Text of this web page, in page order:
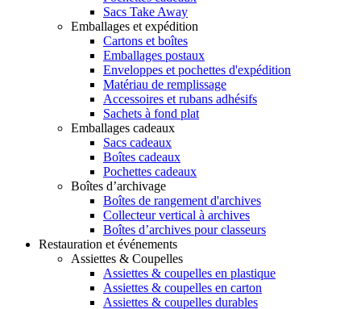
Sacs Take Away
Emballages et expédition
Cartons et boîtes
Emballages postaux
Enveloppes et pochettes d'expédition
Matériau de remplissage
Accessoires et rubans adhésifs
Sachets à fond plat
Emballages cadeaux
Sacs cadeaux
Boîtes cadeaux
Pochettes cadeaux
Boîtes d’archivage
Boîtes de rangement d'archives
Collecteur vertical à archives
Boîtes d’archives pour classeurs
Restauration et événements
Assiettes & Coupelles
Assiettes & coupelles en plastique
Assiettes & coupelles en carton
Assiettes & coupelles durables